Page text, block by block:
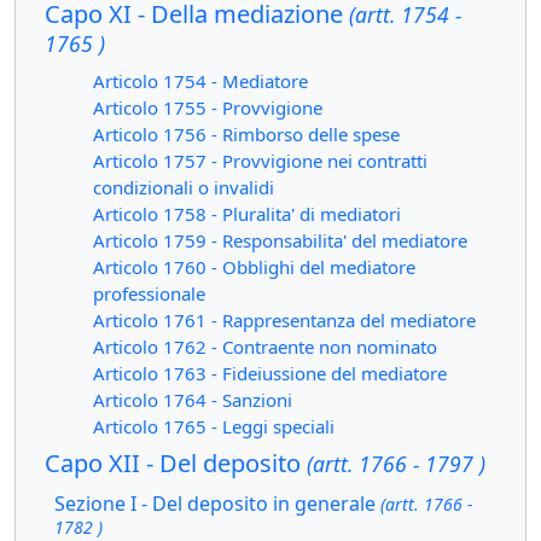
Capo XI - Della mediazione (artt. 1754 -
1765 )
Articolo 1754 - Mediatore
Articolo 1755 - Provvigione
Articolo 1756 - Rimborso delle spese
Articolo 1757 - Provvigione nei contratti
condizionali o invalidi
Articolo 1758 - Pluralita' di mediatori
Articolo 1759 - Responsabilita' del mediatore
Articolo 1760 - Obblighi del mediatore
professionale
Articolo 1761 - Rappresentanza del mediatore
Articolo 1762 - Contraente non nominato
Articolo 1763 - Fideiussione del mediatore
Articolo 1764 - Sanzioni
Articolo 1765 - Leggi speciali
Capo XII - Del deposito (artt. 1766 - 1797 )
Sezione I - Del deposito in generale (artt. 1766 -
1782 )